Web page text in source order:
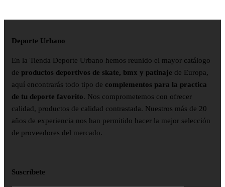
Deporte Urbano
En la Tienda Deporte Urbano hemos reunido el mayor catálogo
de productos deportivos de skate, bmx y patinaje de Europa,
aquí encontrarás todo tipo de complementos para la practica
de tu deporte favorito. Nos comprometemos con ofrecer
calidad, productos de calidad contrastada. Nuestros más de 20
años de experiencia nos han permitido hacer la mejor selección
de proveedores del mercado.
Suscríbete